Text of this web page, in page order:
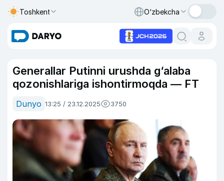
Toshkent O‘zbekcha
Generallar Putinni urushda g‘alaba
qozonishlariga ishontirmoqda — FT
Dunyo 13:25 / 23.12.2025 3750